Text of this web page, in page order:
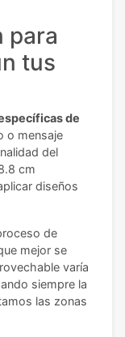
para
tus
de
o mensaje
del
cm
diseños
de
mejor se
varía
siempre la
las zonas